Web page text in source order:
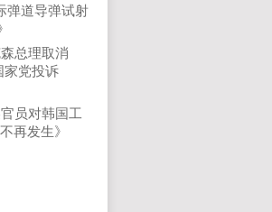
弹道导弹试射
总理取消
家党投诉
员对韩国工
再发生》